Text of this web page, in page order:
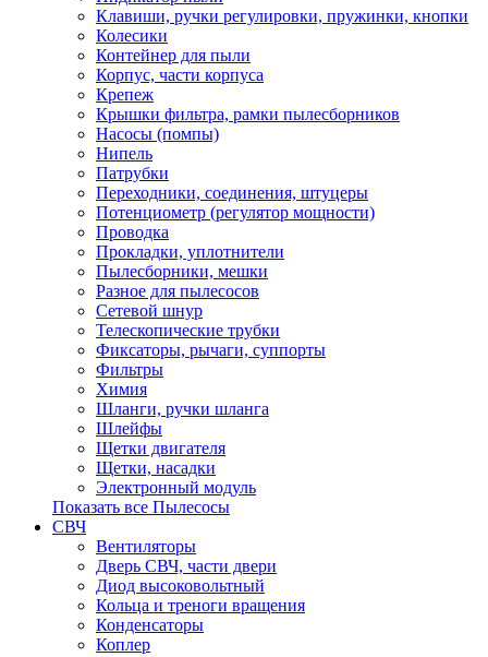
Клавиши, ручки регулировки, пружинки, кнопки
Колесики
Контейнер для пыли
Корпус, части корпуса
Крепеж
Крышки фильтра, рамки пылесборников
Насосы (помпы)
Нипель
Патрубки
Переходники, соединения, штуцеры
Потенциометр (регулятор мощности)
Проводка
Прокладки, уплотнители
Пылесборники, мешки
Разное для пылесосов
Сетевой шнур
Телескопические трубки
Фиксаторы, рычаги, суппорты
Фильтры
Химия
Шланги, ручки шланга
Шлейфы
Щетки двигателя
Щетки, насадки
Электронный модуль
Показать все Пылесосы
СВЧ
Вентиляторы
Дверь СВЧ, части двери
Диод высоковольтный
Кольца и треноги вращения
Конденсаторы
Коплер